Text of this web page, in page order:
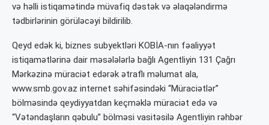
və həlli istiqamətində müvafiq dəstək və əlaqələndirmə
tədbirlərinin görüləcəyi bildirilib.
Qeyd edək ki, biznes subyektləri KOBİA-nın fəaliyyət
istiqamətlərinə dair məsələlərlə bağlı Agentliyin 131 Çağrı
Mərkəzinə müraciət edərək ətraflı məlumat ala,
www.smb.gov.az internet səhifəsindəki “Müraciətlər”
bölməsində qeydiyyatdan keçməklə müraciət edə və
“Vətəndaşların qəbulu” bölməsi vasitəsilə Agentliyin rəhbər